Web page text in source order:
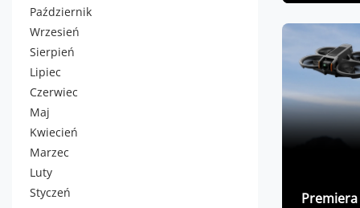
Październik
Wrzesień
Sierpień
Lipiec
Czerwiec
Maj
Kwiecień
Marzec
Luty
Styczeń
Premiera